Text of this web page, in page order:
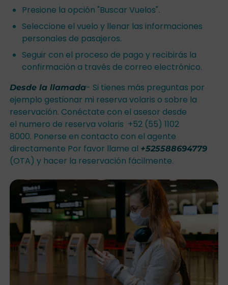
Presione la opción "Buscar Vuelos".
Seleccione el vuelo y llenar las informaciones
personales de pasajeros.
Seguir con el proceso de pago y recibirás la
confirmación a través de correo electrónico.
Desde la llamada- Si tienes más preguntas por
ejemplo gestionar mi reserva volaris o sobre la
reservación. Conéctate con el asesor desde
el numero de reserva volaris +52 (55) 1102
8000. Ponerse en contacto con el agente
directamente Por favor llame al +525588694779
(OTA) y hacer la reservación fácilmente.